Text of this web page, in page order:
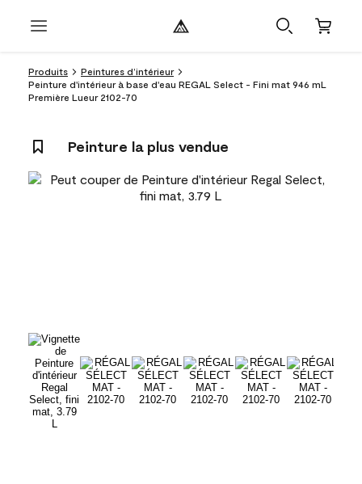
Produits
Peintures d’intérieur
Peinture d'intérieur à base d'eau REGAL Select - Fini mat 946 mL
Première Lueur 2102-70
Peinture la plus vendue